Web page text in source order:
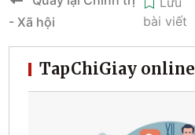
- Xã hội
bài viết
TapChiGiay online